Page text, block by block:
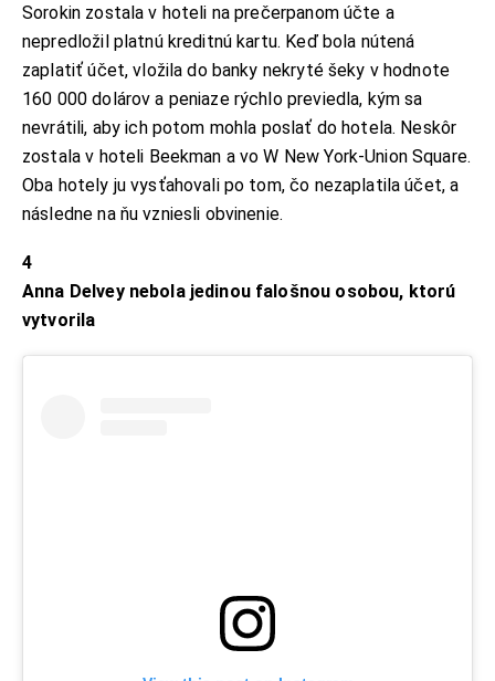
Sorokin zostala v hoteli na prečerpanom účte a
nepredložil platnú kreditnú kartu. Keď bola nútená
zaplatiť účet, vložila do banky nekryté šeky v hodnote
160 000 dolárov a peniaze rýchlo previedla, kým sa
nevrátili, aby ich potom mohla poslať do hotela. Neskôr
zostala v hoteli Beekman a vo W New York-Union Square.
Oba hotely ju vysťahovali po tom, čo nezaplatila účet, a
následne na ňu vzniesli obvinenie.
4
Anna Delvey nebola jedinou falošnou osobou, ktorú
vytvorila